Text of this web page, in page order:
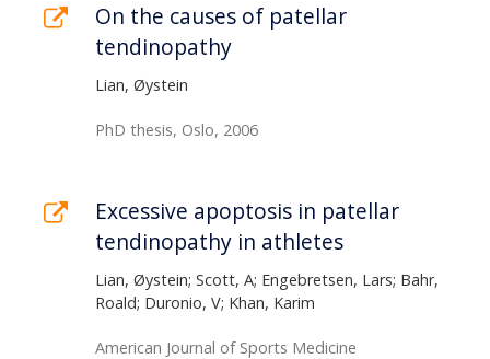
On the causes of patellar
tendinopathy
Lian, Øystein
PhD thesis, Oslo, 2006
Excessive apoptosis in patellar
tendinopathy in athletes
Lian, Øystein; Scott, A; Engebretsen, Lars; Bahr,
Roald; Duronio, V; Khan, Karim
American Journal of Sports Medicine